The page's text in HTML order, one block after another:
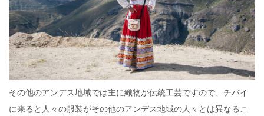
その他のアンデス地域では主に織物が伝統工芸ですので、チバイ
に来ると人々の服装がその他のアンデス地域の人々とは異なるこ